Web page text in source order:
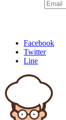
Facebook
Twitter
Line